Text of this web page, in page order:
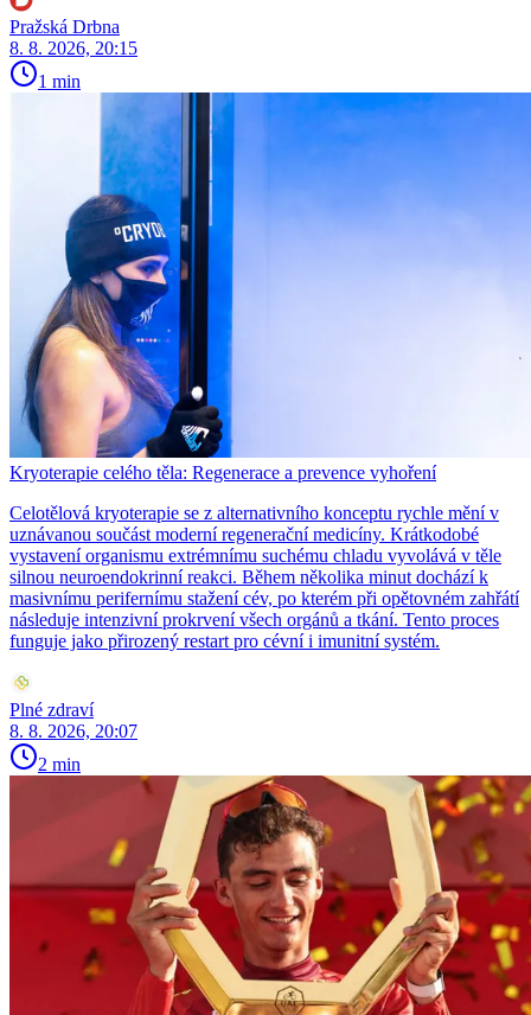
Pražská Drbna
8. 8. 2026, 20:15
1 min
Kryoterapie celého těla: Regenerace a prevence vyhoření
Celotělová kryoterapie se z alternativního konceptu rychle mění v
uznávanou součást moderní regenerační medicíny. Krátkodobé
vystavení organismu extrémnímu suchému chladu vyvolává v těle
silnou neuroendokrinní reakci. Během několika minut dochází k
masivnímu perifernímu stažení cév, po kterém při opětovném zahřátí
následuje intenzivní prokrvení všech orgánů a tkání. Tento proces
funguje jako přirozený restart pro cévní i imunitní systém.
Plné zdraví
8. 8. 2026, 20:07
2 min